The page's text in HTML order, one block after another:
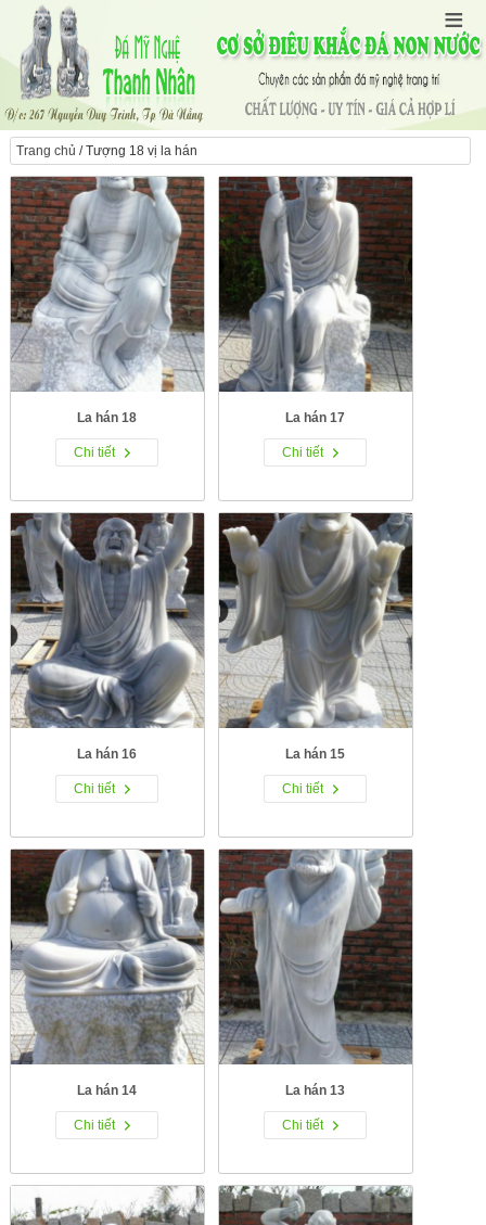
Trang chủ / Tượng 18 vị la hán
La hán 18
Chi tiết
La hán 17
Chi tiết
La hán 16
Chi tiết
La hán 15
Chi tiết
La hán 14
Chi tiết
La hán 13
Chi tiết